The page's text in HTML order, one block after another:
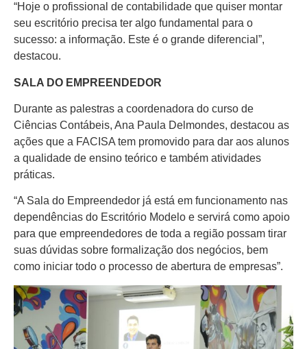
“Hoje o profissional de contabilidade que quiser montar
seu escritório precisa ter algo fundamental para o
sucesso: a informação. Este é o grande diferencial”,
destacou.
SALA DO EMPREENDEDOR
Durante as palestras a coordenadora do curso de
Ciências Contábeis, Ana Paula Delmondes, destacou as
ações que a FACISA tem promovido para dar aos alunos
a qualidade de ensino teórico e também atividades
práticas.
“A Sala do Empreendedor já está em funcionamento nas
dependências do Escritório Modelo e servirá como apoio
para que empreendedores de toda a região possam tirar
suas dúvidas sobre formalização dos negócios, bem
como iniciar todo o processo de abertura de empresas”.